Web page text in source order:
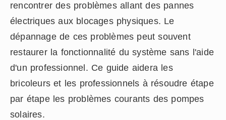
rencontrer des problèmes allant des pannes
électriques aux blocages physiques. Le
dépannage de ces problèmes peut souvent
restaurer la fonctionnalité du système sans l'aide
d'un professionnel. Ce guide aidera les
bricoleurs et les professionnels à résoudre étape
par étape les problèmes courants des pompes
solaires.